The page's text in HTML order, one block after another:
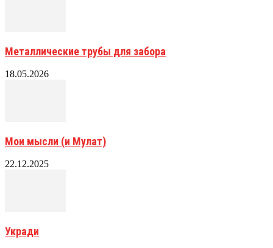
Металлические трубы для забора
18.05.2026
Мои мысли (и Мулат)
22.12.2025
Укради